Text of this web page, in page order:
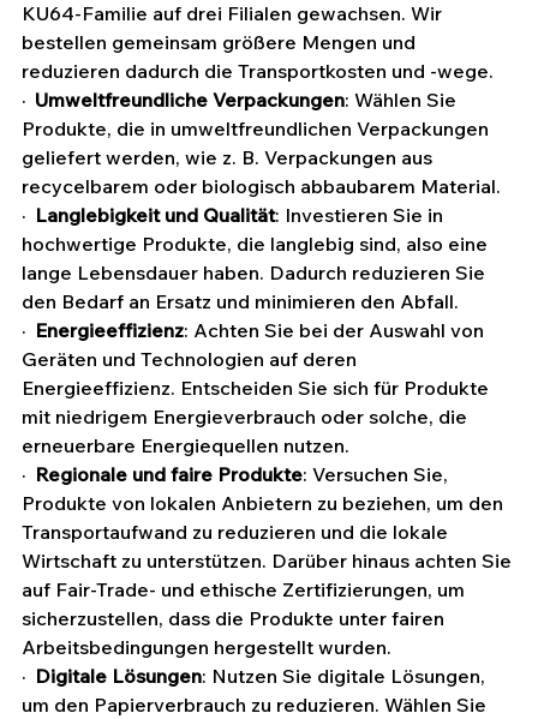
KU64-Familie auf drei Filialen gewachsen. Wir
bestellen gemeinsam größere Mengen und
reduzieren dadurch die Transportkosten und -wege.
· Umweltfreundliche Verpackungen: Wählen Sie
Produkte, die in umweltfreundlichen Verpackungen
geliefert werden, wie z. B. Verpackungen aus
recycelbarem oder biologisch abbaubarem Material.
· Langlebigkeit und Qualität: Investieren Sie in
hochwertige Produkte, die langlebig sind, also eine
lange Lebensdauer haben. Dadurch reduzieren Sie
den Bedarf an Ersatz und minimieren den Abfall.
· Energieeffizienz: Achten Sie bei der Auswahl von
Geräten und Technologien auf deren
Energieeffizienz. Entscheiden Sie sich für Produkte
mit niedrigem Energieverbrauch oder solche, die
erneuerbare Energiequellen nutzen.
· Regionale und faire Produkte: Versuchen Sie,
Produkte von lokalen Anbietern zu beziehen, um den
Transportaufwand zu reduzieren und die lokale
Wirtschaft zu unterstützen. Darüber hinaus achten Sie
auf Fair-Trade- und ethische Zertifizierungen, um
sicherzustellen, dass die Produkte unter fairen
Arbeitsbedingungen hergestellt wurden.
· Digitale Lösungen: Nutzen Sie digitale Lösungen,
um den Papierverbrauch zu reduzieren. Wählen Sie